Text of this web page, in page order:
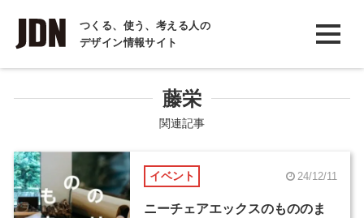
つくる、使う、考える人の
デザイン情報サイト
INTERVIEW
インタビュー
COLUMN
コラム
藤栄
関連記事
イベント 24/12/11
ニーチェアエックスのもののま